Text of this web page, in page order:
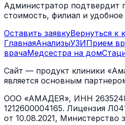
Администратор подтвердит
стоимость, филиал и удобное
Оставить заявкуВернуться к
ГлавнаяАнализыУЗИПрием
врачаМедсестра на дом
Сайт — продукт клиники
является основным
ООО «АМАДЕЯ», ИНН
1212600004165. Лицензия
от 10.08.2021, Министерство